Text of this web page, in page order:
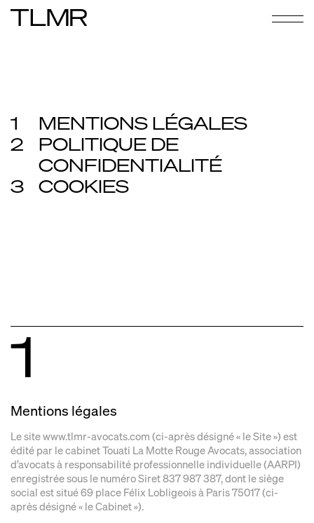
1
MENTIONS LÉGALES
2
POLITIQUE DE
CONFIDENTIALITÉ
3
COOKIES
1
Mentions légales
Le site www.tlmr-avocats.com (ci-après désigné « le Site ») est
édité par le cabinet Touati La Motte Rouge Avocats, association
d’avocats à responsabilité professionnelle individuelle (AARPI)
enregistrée sous le numéro Siret 837 987 387, dont le siège
social est situé 69 place Félix Lobligeois à Paris 75017 (ci-
après désigné « le Cabinet »).